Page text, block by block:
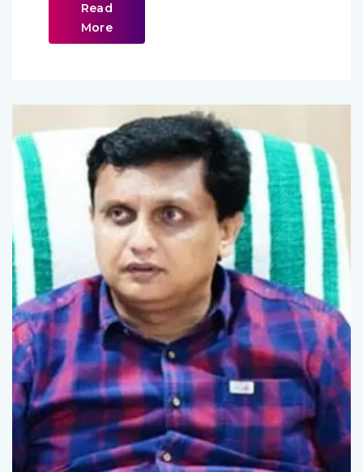
Read
More